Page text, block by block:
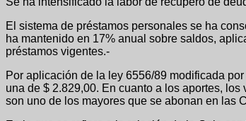
El sistema de préstamos personales se ha
ha mantenido en 17% anual sobre saldos,
préstamos vigentes.-
Por aplicación de la ley 6556/89 modificada
una de $ 2.829,00. En cuanto a los aportes,
son uno de los mayores que se abonan en las